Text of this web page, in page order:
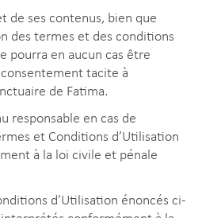
de ses contenus, bien que
des termes et des conditions
pourra en aucun cas être
tacite à
de Fatima.
responsable en cas de
et Conditions d’Utilisation
à la loi civile et pénale
d’Utilisation énoncés ci-